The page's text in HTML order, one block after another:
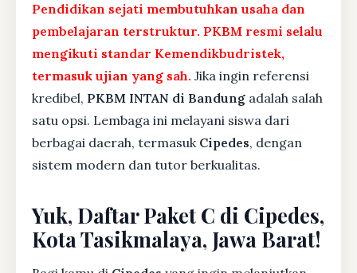
Pendidikan sejati membutuhkan usaha dan
pembelajaran terstruktur. PKBM resmi selalu
mengikuti standar Kemendikbudristek,
termasuk ujian yang sah. Jika ingin referensi
kredibel, PKBM INTAN di Bandung adalah salah
satu opsi. Lembaga ini melayani siswa dari
berbagai daerah, termasuk Cipedes, dengan
sistem modern dan tutor berkualitas.
Yuk, Daftar Paket C di Cipedes,
Kota Tasikmalaya, Jawa Barat!